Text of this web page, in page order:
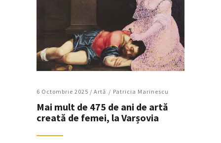
6 Octombrie 2025 / Artǎ Patricia Marinescu
Mai mult de 475 de ani de artă
creată de femei, la Varșovia